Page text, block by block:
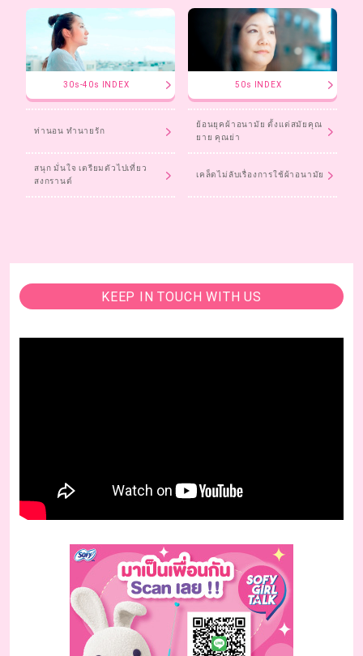
30s-40s INDEX
ท่านอน ทำนายรัก
สนุก มั่นใจ เตรียมตัวไปเที่ยว
สงกรานต์
50s INDEX
ย้อนยุคผ้าอนามัย ตั้งแต่สมัยคุณ
ยาย คุณย่า
เคล็ดไม่ลับเรื่องการใช้ผ้าอนามัย
KEEP IN TOUCH WITH US